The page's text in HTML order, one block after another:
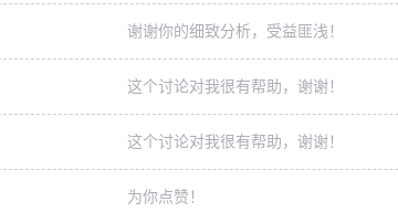
谢谢你的细致分析，受益匪浅！
这个讨论对我很有帮助，谢谢！
这个讨论对我很有帮助，谢谢！
为你点赞！